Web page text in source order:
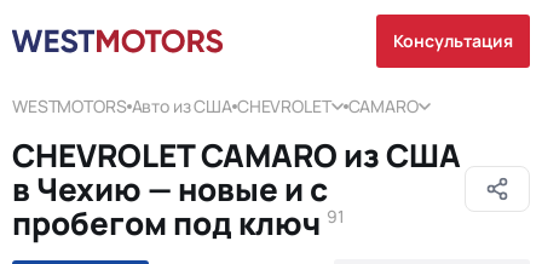
Консультация
WESTMOTORS Авто из США CHEVROLET CAMARO
CHEVROLET CAMARO из США
в Чехию — новые и с
пробегом под ключ 91